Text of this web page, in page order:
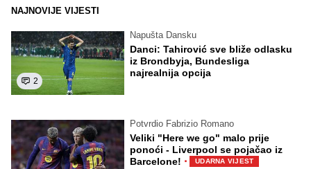
NAJNOVIJE VIJESTI
2
Napušta Dansku
Danci: Tahirović sve bliže odlasku
iz Brondbyja, Bundesliga
najrealnija opcija
Potvrdio Fabrizio Romano
Veliki "Here we go" malo prije
ponoći - Liverpool se pojačao iz
Barcelone! · UDARNA VIJEST